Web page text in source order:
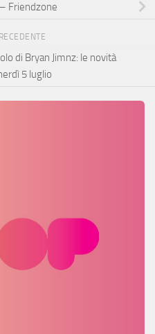
Friendzone
di Bryan Jimnz: le novità
5 luglio